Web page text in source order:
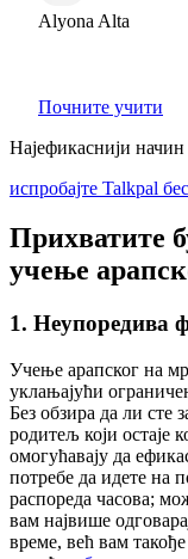
Alta
Почните учити
Најефикаснији начин
испробајте Talkpal
Прихватите
учење
1. Неупоредива
Учење арапског на
уклањајући
Без обзира да ли сте
родитељ који остаје
омогућавају да
потребе да идете на
распореда часова;
вам највише
време, већ вам